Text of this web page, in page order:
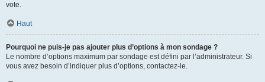
vote.
Haut
Pourquoi ne puis-je pas ajouter plus d’options à mon sondage ?
Le nombre d’options maximum par sondage est défini par l’administrateur. Si
vous avez besoin d’indiquer plus d’options, contactez-le.